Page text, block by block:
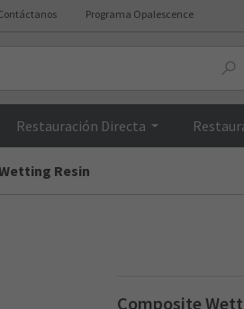
Programa Opalescence
Restauración Directa
Resin
Composite